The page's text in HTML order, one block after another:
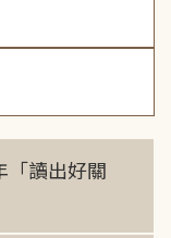
「讀出好關